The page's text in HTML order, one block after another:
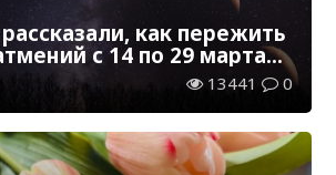
как пережить
с 14 по 29 марта
13441 0